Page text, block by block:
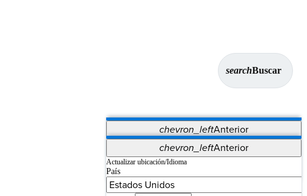
searchBuscar
chevron_leftAnterior
Vet Systems OrthoPedia Patient
Supplier Portal
Synergy Imaging & Resection
chevron_leftAnterior
Actualizar ubicación/Idioma
País